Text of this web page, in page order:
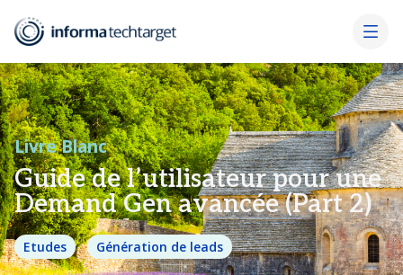
Livre Blanc
Guide de l’utilisateur pour une
Demand Gen avancée (Part 2)
Etudes Génération de leads